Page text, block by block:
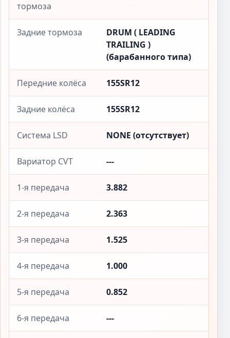
тормоза
Задние тормоза
DRUM ( LEADING
TRAILING )
(барабанного типа)
Передние колёса 155SR12
Задние колёса 155SR12
Система LSD NONE (отсутствует)
Вариатор CVT ---
1-я передача 3.882
2-я передача 2.363
3-я передача 1.525
4-я передача 1.000
5-я передача 0.852
6-я передача ---